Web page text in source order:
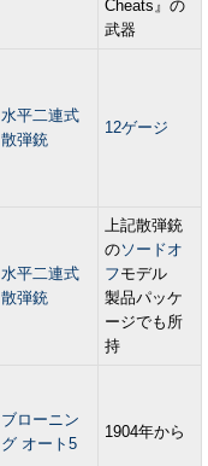
Cheats』の
武器
水平二連式
散弾銃
12ゲージ
水平二連式
散弾銃
上記散弾銃
のソードオ
フモデル
製品パッケ
ージでも所
持
ブローニン
グ オート5
1904年から